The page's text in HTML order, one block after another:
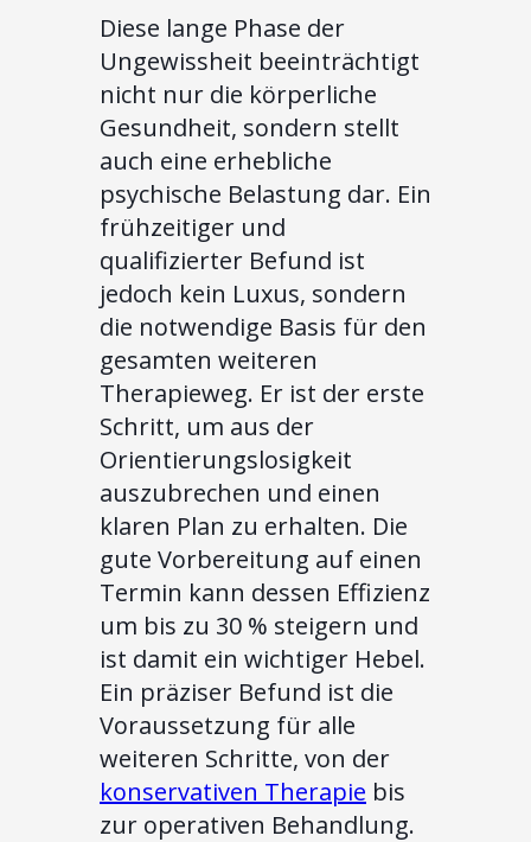
Diese lange Phase der
Ungewissheit beeinträchtigt
nicht nur die körperliche
Gesundheit, sondern stellt
auch eine erhebliche
psychische Belastung dar. Ein
frühzeitiger und
qualifizierter Befund ist
jedoch kein Luxus, sondern
die notwendige Basis für den
gesamten weiteren
Therapieweg. Er ist der erste
Schritt, um aus der
Orientierungslosigkeit
auszubrechen und einen
klaren Plan zu erhalten. Die
gute Vorbereitung auf einen
Termin kann dessen Effizienz
um bis zu 30 % steigern und
ist damit ein wichtiger Hebel.
Ein präziser Befund ist die
Voraussetzung für alle
weiteren Schritte, von der
konservativen Therapie bis
zur operativen Behandlung.